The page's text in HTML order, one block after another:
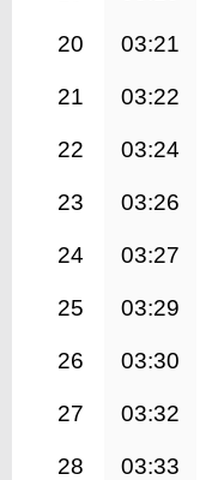
20 03:21
21 03:22
22 03:24
23 03:26
24 03:27
25 03:29
26 03:30
27 03:32
28 03:33